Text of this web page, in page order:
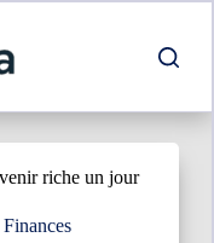
riche un jour
Finances